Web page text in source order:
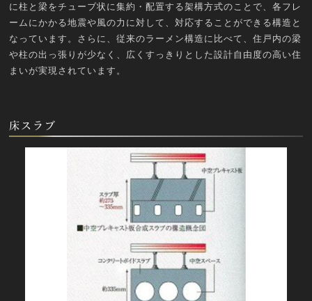
に柱と梁をチューブ状に集約・配置する架構方式のことで、各フレ
ームにかかる地震や風の力に対して、対応することができる構造と
なっています。さらに、従来のラーメン構造に比べて、住戸内の梁
や柱の出っ張りが少なく、広くすっきりとした設計自由度の高い住
まいが実現されています。
床スラブ